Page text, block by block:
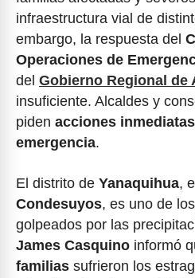
infraestructura vial de
embargo, la respuesta del
Operaciones de
del Gobierno Regional de
insuficiente. Alcaldes y
piden acciones
emergencia.
El distrito de Yanaquihua,
Condesuyos, es uno de
golpeados por las
James Casquino informó
familias sufrieron los